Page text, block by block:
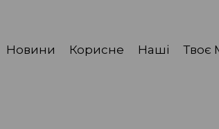
Новини Корисне Наші Твоє